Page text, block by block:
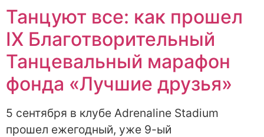
Танцуют все: как прошел
IX Благотворительный
Танцевальный марафон
фонда «Лучшие друзья»
5 сентября в клубе Adrenaline Stadium
прошел ежегодный, уже 9-ый